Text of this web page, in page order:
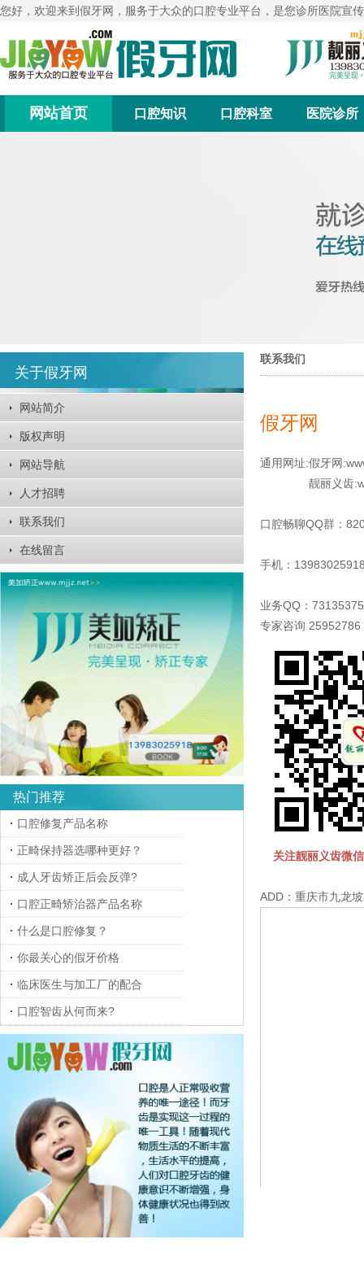
您好，欢迎来到假牙网，服务于大众的口腔专业平台，是您诊所医院宣
网站首页 口腔知识 口腔科室 医院诊所
关于假牙网
网站简介
版权声明
网站导航
人才招聘
联系我们
在线留言
热门推荐
口腔修复产品名称
正畸保持器选哪种更好？
成人牙齿矫正后会反弹?
口腔正畸矫治器产品名称
什么是口腔修复？
你最关心的假牙价格
临床医生与加工厂的配合
口腔智齿从何而来?
联系我们
假牙网
通用网址:假牙网:
靓丽义齿:
口腔畅聊QQ群：
手机：
业务QQ：
专家咨询 25952786
关注靓丽义齿微
ADD：重庆市九龙